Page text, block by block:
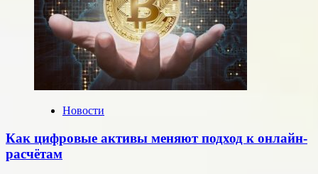
Новости
Как цифровые активы меняют подход к онлайн-
расчётам